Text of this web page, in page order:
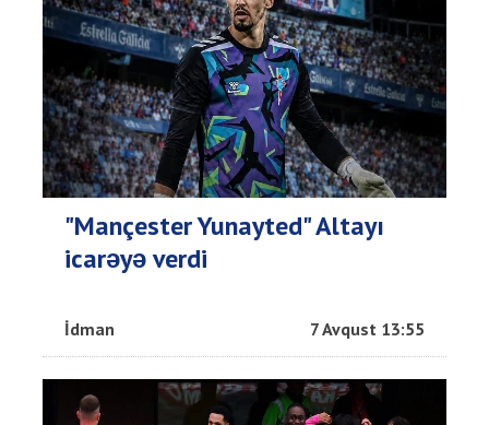
"Mançester Yunayted" Altayı
icarəyə verdi
İdman 7 Avqust 13:55